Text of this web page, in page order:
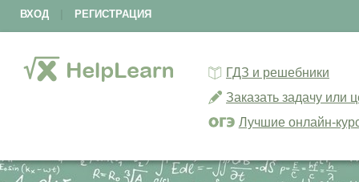
ВХОД РЕГИСТРАЦИЯ
ГДЗ и решебники
Заказать задачу или
Лучшие онлайн-